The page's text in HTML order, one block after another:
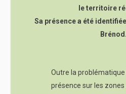
le territoire
Sa présence a été
Brénod.
Outre la problématique
présence sur les zones